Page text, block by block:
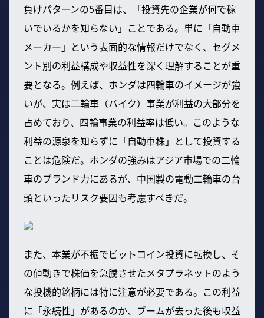
負けパターンの5番目は、「投資先の企業が何で稼
いでいるかを知らない」ことである。単に「自動車
メーカー」という表面的な情報だけでなく、セグメ
ント別の利益構成や収益性を深く理解することが重
要となる。例えば、ホンダは四輪車のイメージが強
いが、実は二輪車（バイク）事業が利益の大部分を
占めており、四輪事業の利益率は低い。このような
利益の源泉を知らずに「自動車株」として投資する
ことは危険だ。ホンダの強みはアジア市場での二輪
車のブランド力にあるが、中国製の電動二輪車の台
頭といったリスク要因も考慮すべきだ。
また、本業が不振でビットコイン投資に転換し、そ
の値動きで株価を急騰させたメタプラネットのよう
な投機的銘柄には特に注意が必要である。この利益
に「永続性」があるのか、ブームが去った後も収益